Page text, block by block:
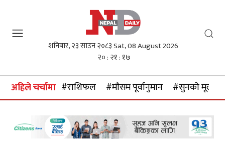
शनिबार, २३ साउन २०८३Sat, 08 August 2026
२० : २१ : १८
अहिले चर्चामा #राशिफल #माैसम पूर्वानुमान #सुनकाे मूल्य